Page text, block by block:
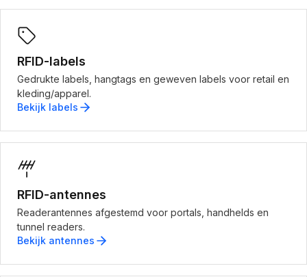
RFID-labels
Gedrukte labels, hangtags en geweven labels voor retail en
kleding/apparel.
Bekijk labels
RFID-antennes
Readerantennes afgestemd voor portals, handhelds en
tunnel readers.
Bekijk antennes